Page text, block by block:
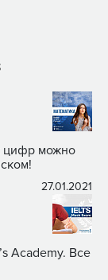
цифр можно
27.01.2021
Academy. Все